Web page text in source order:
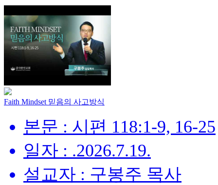
Faith Mindset 믿음의 사고방식
본문 : 시편 118:1-9, 16-25
일자 : .2026.7.19.
설교자 : 구봉주 목사